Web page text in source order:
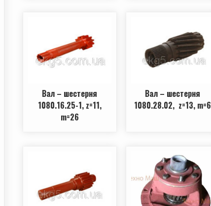
Вал – шестерня
1080.16.25-1, z=11,
m=26
Вал – шестерня
1080.28.02, z=13, m=6